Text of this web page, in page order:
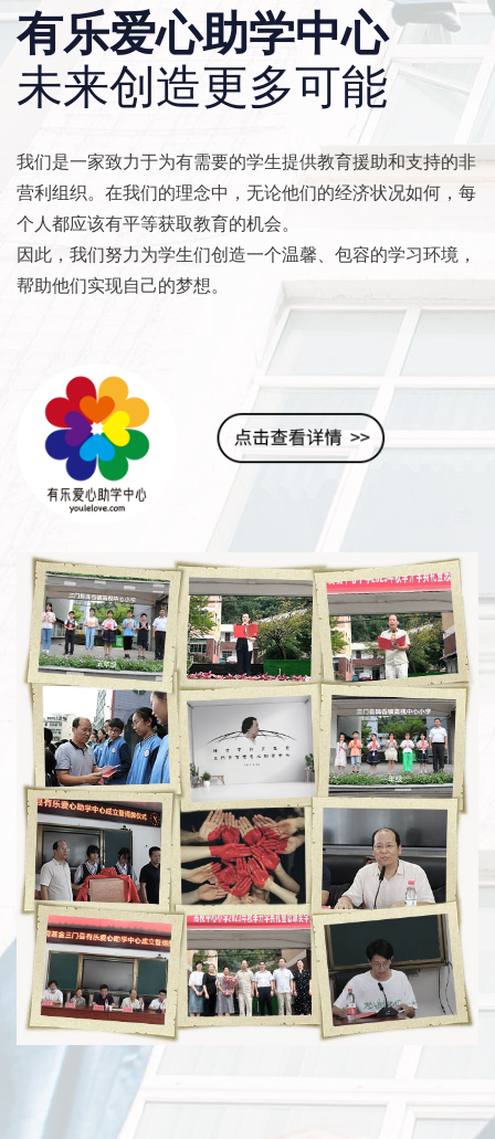
有乐爱心助学中心
未来创造更多可能
我们是一家致力于为有需要的学生提供教育援助和支持的非
营利组织。在我们的理念中，无论他们的经济状况如何，每
个人都应该有平等获取教育的机会。
因此，我们努力为学生们创造一个温馨、包容的学习环境，
帮助他们实现自己的梦想。